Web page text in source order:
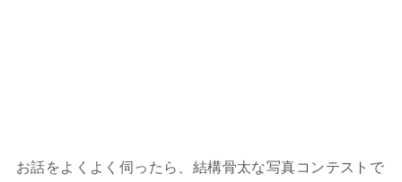
お話をよくよく伺ったら、結構骨太な写真コンテストで